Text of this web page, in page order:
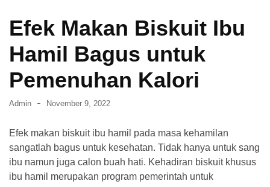
Cara
Mendapatkan
Visa
Transfer
m-
Banking
BCA
Efek Makan Biskuit Ibu
Hamil Bagus untuk
Pemenuhan Kalori
Admin November 9, 2022
Efek makan biskuit ibu hamil pada masa kehamilan
sangatlah bagus untuk kesehatan. Tidak hanya untuk sang
ibu namun juga calon buah hati. Kehadiran biskuit khusus
ibu hamil merupakan program pemerintah untuk